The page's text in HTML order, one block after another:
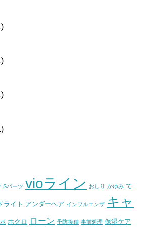
Sパーツ vioライン おしり かゆみ て
ライト アンダーヘア インフルエンザ キャ
ホクロ ローン 予防接種 事前処理 保湿ケア